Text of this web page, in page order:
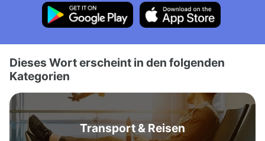
Dieses Wort erscheint in den folgenden
Kategorien
Transport & Reisen